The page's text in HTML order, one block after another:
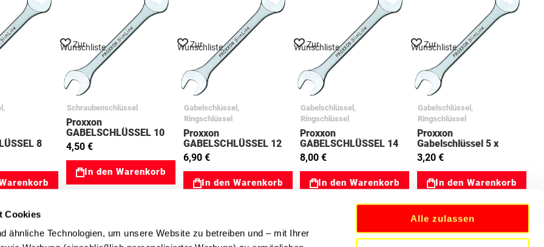
Cookies
ähnliche Technologien, um unsere Website zu betreiben und – mit Ihrer
Alle zulassen
8
Zur
Wunschliste
Schraubenschlüssel
Proxxon
GABELSCHLÜSSEL 10
x 11 mm 77201007
4,50 €
In den Warenkorb
Zur
Wunschliste
Gabelschlüssel,
Ringschlüssel
Proxxon
GABELSCHLÜSSEL 12
x 13 mm 77201008
6,90 €
In den Warenkorb
Zur
Wunschliste
Gabelschlüssel,
Ringschlüssel
Proxxon
GABELSCHLÜSSEL 14
x 15 mm 77201012
8,00 €
In den Warenkorb
Zur
Wunschliste
Gabelschlüssel,
Ringschlüssel
Proxxon
Gabelschlüssel 5 x
5,5mm 03023828
3,20 €
In den Warenkorb